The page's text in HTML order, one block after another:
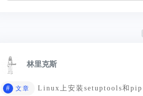
林里克斯
# 文章
Linux上安装setuptools和pip